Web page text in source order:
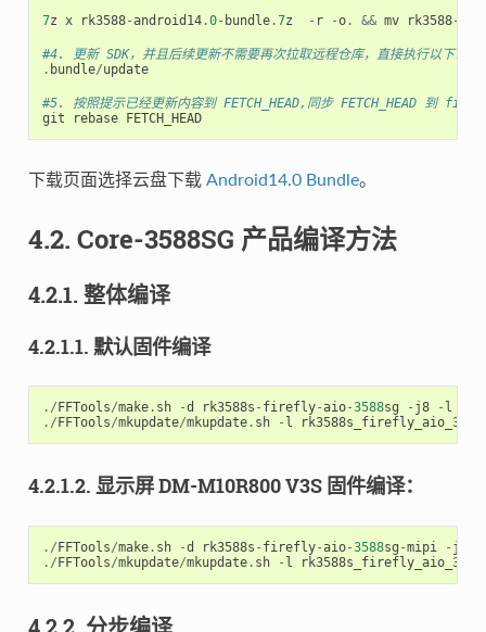
7z x rk3588-android14.0- bundle.7z - r -o. && mv rk3588-
#4. 更新 SDK，并且后续更新不需要再次拉取远程仓库，直接执行以下命令
. bundle/update
#5. 按照提示已经更新内容到 FETCH_HEAD,同步 FETCH_HEAD 到
git
rebase FETCH_HEAD
下载页面选择云盘下载 Android14.0 Bundle。
4.2. Core-3588SG 产品编译方法
4.2.1. 整体编译
4.2.1.1. 默认固件编译
./ FFTools/make. sh -d rk3588s - firefly-aio-3588sg - j8 - l
./ FFTools/mkupdate/mkupdate. sh - l
4.2.1.2. 显示屏 DM-M10R800 V3S 固件编译：
./FFTools/make. sh -d rk3588s - firefly-aio-3588sg -mipi - j8
./FFTools/mkupdate/mkupdate. sh - l
4.2.2. 分步编译